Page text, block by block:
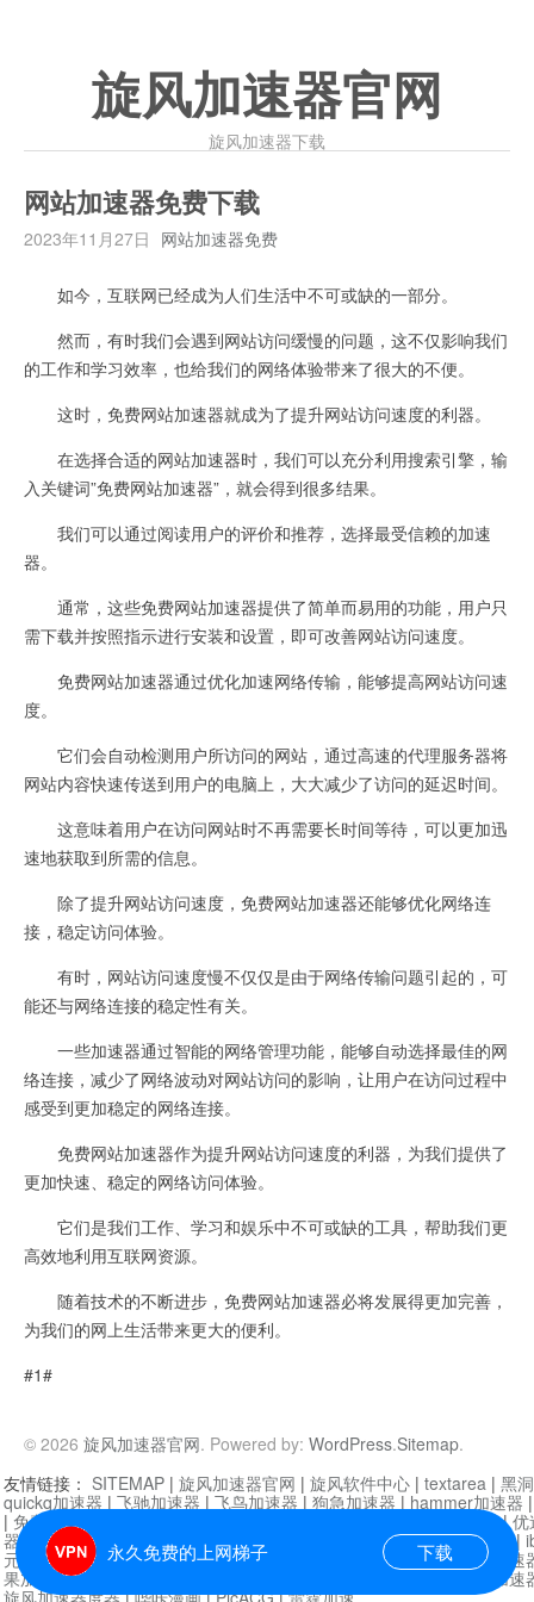
旋风加速器官网
旋风加速器下载
网站加速器免费下载
2023年11月27日 网站加速器免费
如今，互联网已经成为人们生活中不可或缺的一部分。
然而，有时我们会遇到网站访问缓慢的问题，这不仅影响我们
的工作和学习效率，也给我们的网络体验带来了很大的不便。
这时，免费网站加速器就成为了提升网站访问速度的利器。
在选择合适的网站加速器时，我们可以充分利用搜索引擎，输
入关键词”免费网站加速器”，就会得到很多结果。
我们可以通过阅读用户的评价和推荐，选择最受信赖的加速
器。
通常，这些免费网站加速器提供了简单而易用的功能，用户只
需下载并按照指示进行安装和设置，即可改善网站访问速度。
免费网站加速器通过优化加速网络传输，能够提高网站访问速
度。
它们会自动检测用户所访问的网站，通过高速的代理服务器将
网站内容快速传送到用户的电脑上，大大减少了访问的延迟时间。
这意味着用户在访问网站时不再需要长时间等待，可以更加迅
速地获取到所需的信息。
除了提升网站访问速度，免费网站加速器还能够优化网络连
接，稳定访问体验。
有时，网站访问速度慢不仅仅是由于网络传输问题引起的，可
能还与网络连接的稳定性有关。
一些加速器通过智能的网络管理功能，能够自动选择最佳的网
络连接，减少了网络波动对网站访问的影响，让用户在访问过程中
感受到更加稳定的网络连接。
免费网站加速器作为提升网站访问速度的利器，为我们提供了
更加快速、稳定的网络访问体验。
它们是我们工作、学习和娱乐中不可或缺的工具，帮助我们更
高效地利用互联网资源。
随着技术的不断进步，免费网站加速器必将发展得更加完善，
为我们的网上生活带来更大的便利。
#1#
© 2026 旋风加速器官网. Powered by: WordPress.Sitemap.
永久免费的上网梯子 下载
友情链接： SITEMAP | 旋风加速器官网 | 旋风软件中心 | textarea | 黑
quickq加速器 | 飞驰加速器 | 飞鸟加速器 | 狗急加速器 | hammer加速器
| 免费vqn加速外网 迷雾通|优
器| 快柠檬加速器 |黑洞加速 |falemon 快橙加速器|anycast加速器 |
元机场加速器 |一元机场|老王加速器 | 白石山|
小牛加速
果加速器|黑洞加速
芒果加速